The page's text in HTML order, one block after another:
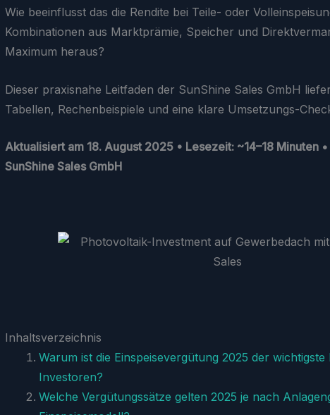
Wie beeinflusst das die Rendite bei Teile- oder
Kombinationen aus Marktprämie, Speicher und
Maximum heraus?
Dieser praxisnahe Leitfaden der SunShine Sales GmbH
Tabellen, Rechenbeispiele und eine klare Umsetzungs-
Aktualisiert am 18. August 2025 • Lesezeit: ~14–18 Minuten
SunShine Sales GmbH
Inhaltsverzeichnis
Warum ist die Einspeisevergütung 2025 der
Investoren?
Welche Vergütungssätze gelten 2025 je nach